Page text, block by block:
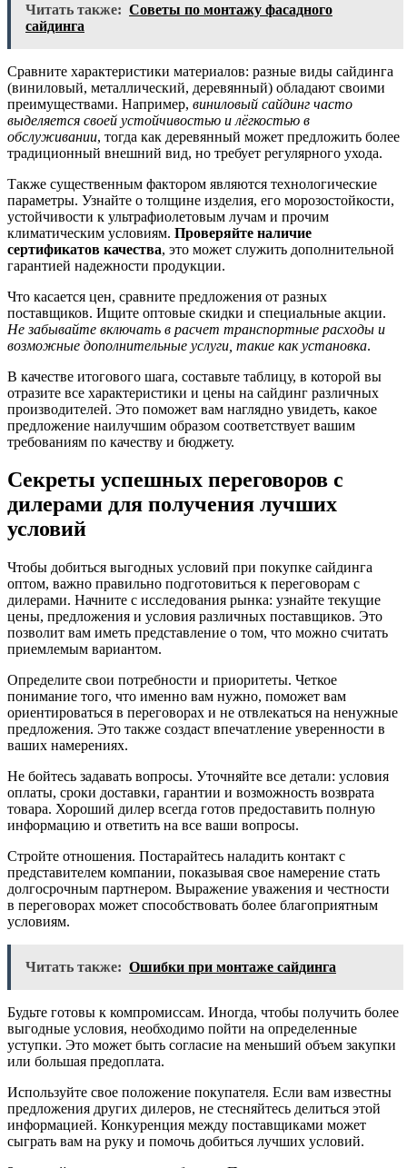
Читать также: Советы по монтажу фасадного
сайдинга
Сравните характеристики материалов: разные виды сайдинга
(виниловый, металлический, деревянный) обладают своими
преимуществами. Например, виниловый сайдинг часто
выделяется своей устойчивостью и лёгкостью в
обслуживании, тогда как деревянный может предложить более
традиционный внешний вид, но требует регулярного ухода.
Также существенным фактором являются технологические
параметры. Узнайте о толщине изделия, его морозостойкости,
устойчивости к ультрафиолетовым лучам и прочим
климатическим условиям. Проверяйте наличие
сертификатов качества, это может служить дополнительной
гарантией надежности продукции.
Что касается цен, сравните предложения от разных
поставщиков. Ищите оптовые скидки и специальные акции.
Не забывайте включать в расчет транспортные расходы и
возможные дополнительные услуги, такие как установка.
В качестве итогового шага, составьте таблицу, в которой вы
отразите все характеристики и цены на сайдинг различных
производителей. Это поможет вам наглядно увидеть, какое
предложение наилучшим образом соответствует вашим
требованиям по качеству и бюджету.
Секреты успешных переговоров с
дилерами для получения лучших
условий
Чтобы добиться выгодных условий при покупке сайдинга
оптом, важно правильно подготовиться к переговорам с
дилерами. Начните с исследования рынка: узнайте текущие
цены, предложения и условия различных поставщиков. Это
позволит вам иметь представление о том, что можно считать
приемлемым вариантом.
Определите свои потребности и приоритеты. Четкое
понимание того, что именно вам нужно, поможет вам
ориентироваться в переговорах и не отвлекаться на ненужные
предложения. Это также создаст впечатление уверенности в
ваших намерениях.
Не бойтесь задавать вопросы. Уточняйте все детали: условия
оплаты, сроки доставки, гарантии и возможность возврата
товара. Хороший дилер всегда готов предоставить полную
информацию и ответить на все ваши вопросы.
Стройте отношения. Постарайтесь наладить контакт с
представителем компании, показывая свое намерение стать
долгосрочным партнером. Выражение уважения и честности
в переговорах может способствовать более благоприятным
условиям.
Читать также: Ошибки при монтаже сайдинга
Будьте готовы к компромиссам. Иногда, чтобы получить более
выгодные условия, необходимо пойти на определенные
уступки. Это может быть согласие на меньший объем закупки
или большая предоплата.
Используйте свое положение покупателя. Если вам известны
предложения других дилеров, не стесняйтесь делиться этой
информацией. Конкуренция между поставщиками может
сыграть вам на руку и помочь добиться лучших условий.